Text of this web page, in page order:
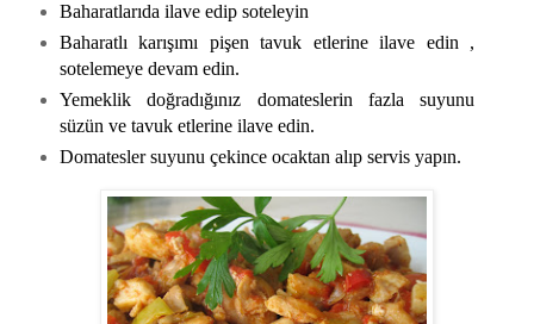
Baharatlarıda ilave edip soteleyin
Baharatlı karışımı pişen tavuk etlerine ilave edin ,
sotelemeye devam edin.
Yemeklik doğradığınız domateslerin fazla suyunu
süzün ve tavuk etlerine ilave edin.
Domatesler suyunu çekince ocaktan alıp servis yapın.